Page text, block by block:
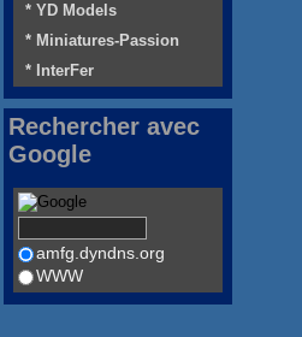
* YD Models
* Miniatures-Passion
* InterFer
Rechercher avec
Google
amfg.dyndns.org
WWW